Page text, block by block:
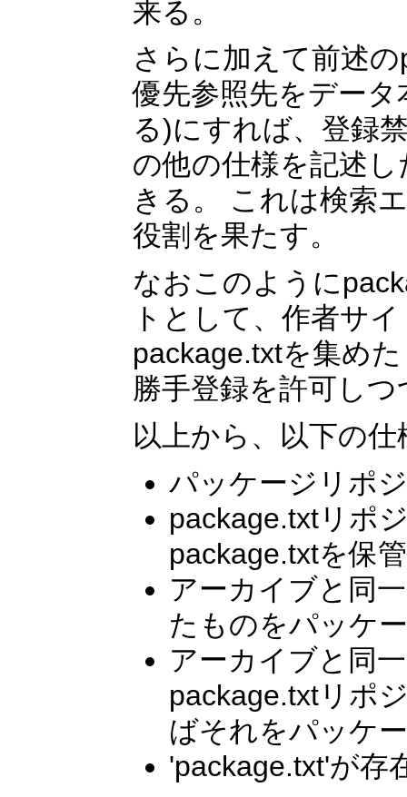
来る。
さらに加えて前述
優先参照先をデー
る)にすれば、登録
の他の仕様を記述
きる。 これは検索
役割を果たす。
なおこのように
トとして、作者サ
package.txtを集め
勝手登録を許可し
以上から、以下の
パッケージリポ
package.txtリポ
package.txtを保
アーカイブと同
たものをパッケ
アーカイブと同
package.txtリポ
ばそれをパッケ
'package.txt'が存